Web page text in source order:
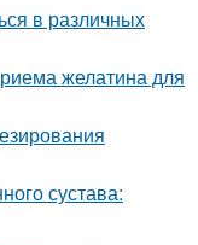
в различных
желатина для
сустава: